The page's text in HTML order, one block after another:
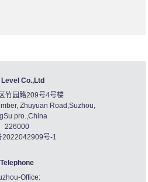
Level Co.,Ltd
竹园路209号4号楼
Zhuyuan Road,Suzhou,
pro.,China
226000
2022042909号-1
Telephone
Office: